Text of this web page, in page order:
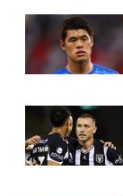
高校サッカ
動画